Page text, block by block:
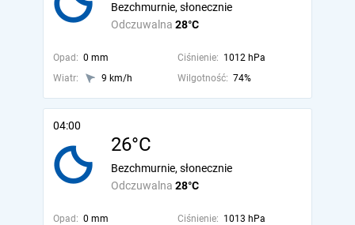
Odczuwalna 28°C
Bezchmurnie, słonecznie
Opad: 0 mm Ciśnienie: 1012 hPa
Wiatr:
9 km/h Wilgotność: 74%
04:00
26°C
Odczuwalna 28°C
Bezchmurnie, słonecznie
Opad: 0 mm Ciśnienie: 1013 hPa